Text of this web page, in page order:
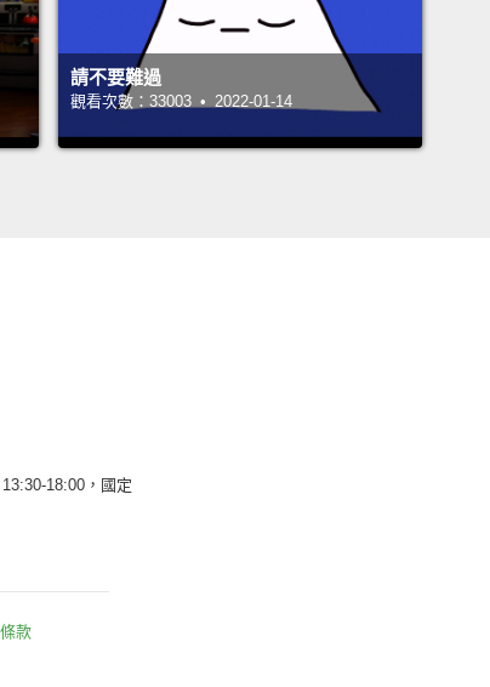
請不要難過
觀看次數：33003 • 2022-01-14
18:00，國定
款